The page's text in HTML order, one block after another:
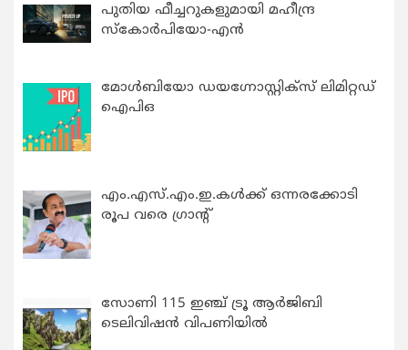
പുതിയ ഫീച്ചറുകളുമായി മഹീന്ദ്ര
സ്കോർപിയോ-എൻ
മോൾബിയോ ഡയഗ്നോസ്റ്റിക്സ് ലിമിറ്റഡ്
ഐപിഒ
എം.എസ്.എം.ഇ.കൾക്ക് ഒന്നരക്കോടി
രൂപ വരെ ഗ്രാന്റ്
സോണി 115 ഇഞ്ച് ട്രൂ ആർജിബി
ടെലിവിഷൻ വിപണിയിൽ